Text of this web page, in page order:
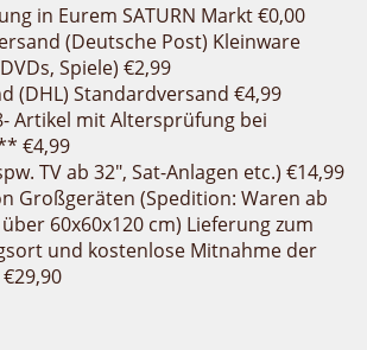
in Eurem SATURN Markt €0,00
(Deutsche Post) Kleinware
Spiele) €2,99
(DHL) Standardversand €4,99
Artikel mit Altersprüfung bei
€4,99
TV ab 32″, Sat-Anlagen etc.) €14,99
Großgeräten (Spedition: Waren ab
60x60x120 cm) Lieferung zum
und kostenlose Mitnahme der